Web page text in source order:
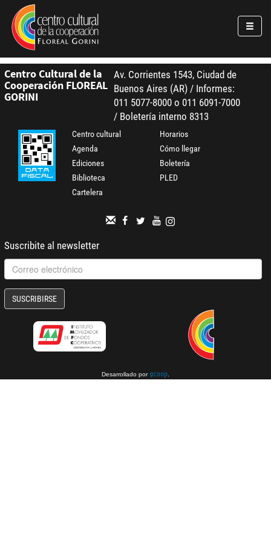
Pasar al contenido principal
Jump to main content
Centro Cultural de la
Cooperación FLOREAL
GORINI
Av. Corrientes 1543, Ciudad de
Buenos Aires (AR) / Informes:
011 5077-8000 o 011 6091-7000
/ Boletería interno 8313
Centro cultural
Agenda
Ediciones
Biblioteca
Cartelera
Horarios
Cómo llegar
Boletería
PLED
Suscribite al newsletter
SUSCRIBIRSE
Desarrollado por gcoop.